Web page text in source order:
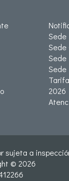
Sede
Sede
2026
sujeta a
© 2026